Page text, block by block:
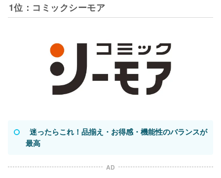
1位：コミックシーモア
  迷ったらこれ！品揃え・お得感・機能性のバランスが
最高
AD